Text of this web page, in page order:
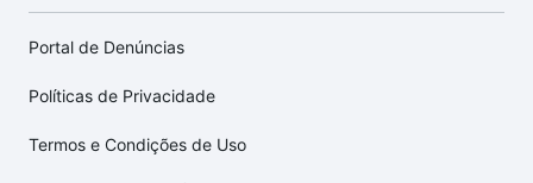
Portal de Denúncias
Políticas de Privacidade
Termos e Condições de Uso